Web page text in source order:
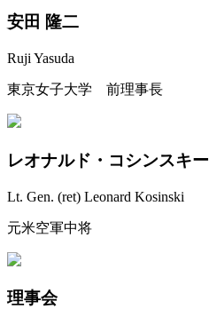
安田 隆二
Ruji Yasuda
東京女子大学 前理事長
レオナルド・コシンスキー
Lt. Gen. (ret) Leonard Kosinski
元米空軍中将
理事会